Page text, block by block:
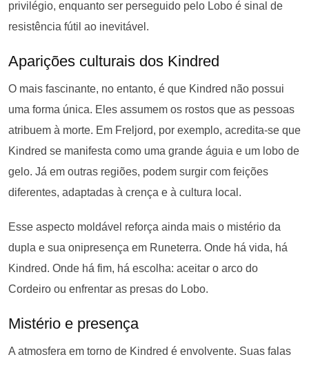
privilégio, enquanto ser perseguido pelo Lobo é sinal de
resistência fútil ao inevitável.
Aparições culturais dos Kindred
O mais fascinante, no entanto, é que Kindred não possui
uma forma única. Eles assumem os rostos que as pessoas
atribuem à morte. Em Freljord, por exemplo, acredita-se que
Kindred se manifesta como uma grande águia e um lobo de
gelo. Já em outras regiões, podem surgir com feições
diferentes, adaptadas à crença e à cultura local.
Esse aspecto moldável reforça ainda mais o mistério da
dupla e sua onipresença em Runeterra. Onde há vida, há
Kindred. Onde há fim, há escolha: aceitar o arco do
Cordeiro ou enfrentar as presas do Lobo.
Mistério e presença
A atmosfera em torno de Kindred é envolvente. Suas falas